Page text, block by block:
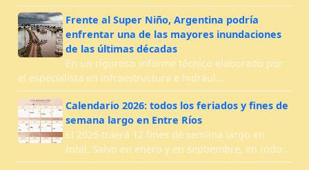
Frente al Super Niño, Argentina podría
enfrentar una de las mayores inundaciones
de las últimas décadas
En un riguroso informe técnico elaborado por
el especialista en infraestructura e hidrául…
Calendario 2026: todos los feriados y fines de
semana largo en Entre Ríos
El 2026 traerá 12 fines de semana largo en
total. Salvo en enero y en septiembre, en todo…